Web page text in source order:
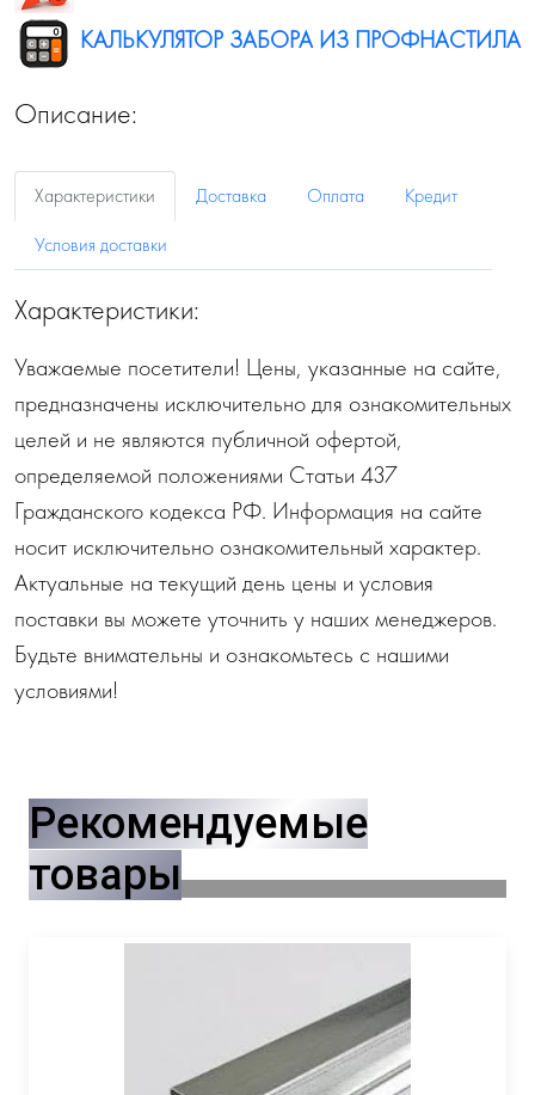
КАЛЬКУЛЯТОР ЗАБОРА ИЗ ПРОФНАСТИЛА
Описание:
Характеристики Доставка Оплата
Кредит
Условия доставки
Характеристики:
Уважаемые посетители! Цены, указанные на сайте,
предназначены исключительно для ознакомительных
целей и не являются публичной офертой,
определяемой положениями Статьи 437
Гражданского кодекса РФ. Информация на сайте
носит исключительно ознакомительный характер.
Актуальные на текущий день цены и условия
поставки вы можете уточнить у наших менеджеров.
Будьте внимательны и ознакомьтесь с нашими
условиями!
Рекомендуемые
товары